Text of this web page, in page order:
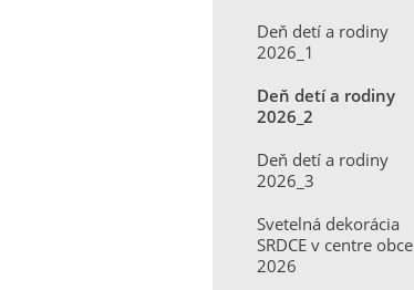
Deň detí a rodiny
2026_1
Deň detí a rodiny
2026_2
Deň detí a rodiny
2026_3
Svetelná dekorácia
SRDCE v centre obce
2026